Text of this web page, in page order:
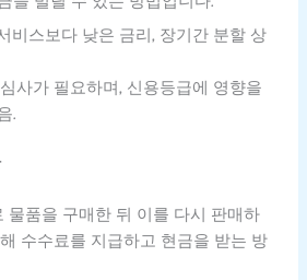
비스보다 낮은 금리, 장기간 분할 상
사가 필요하며, 신용등급에 영향을
.
물품을 구매한 뒤 이를 다시 판매하
수수료를 지급하고 현금을 받는 방